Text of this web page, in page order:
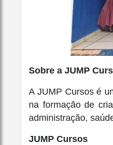
Sobre a JUMP
A JUMP Cursos é
na formação de
administração,
JUMP Cursos